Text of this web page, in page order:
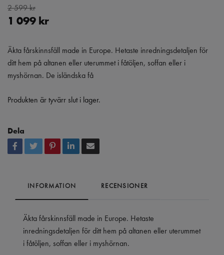
2 599 kr
1 099 kr
Äkta fårskinnsfäll made in Europe. Hetaste inredningsdetaljen för
ditt hem på altanen eller uterummet i fåtöljen, soffan eller i
myshörnan. De isländska få
Produkten är tyvärr slut i lager.
Dela
INFORMATION RECENSIONER
Äkta fårskinnsfäll made in Europe. Hetaste
inredningsdetaljen för ditt hem på altanen eller uterummet
i fåtöljen, soffan eller i myshörnan.